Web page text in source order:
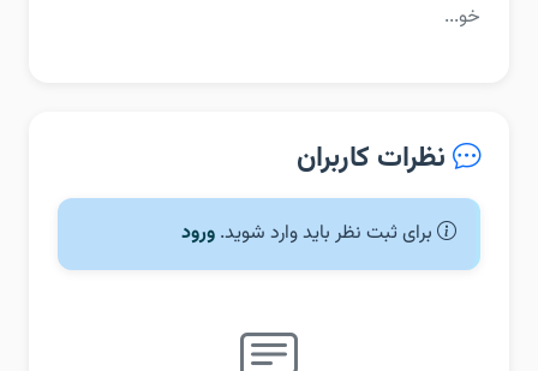
خو...
نظرات کاربران
برای ثبت نظر باید وارد شوید. ورود